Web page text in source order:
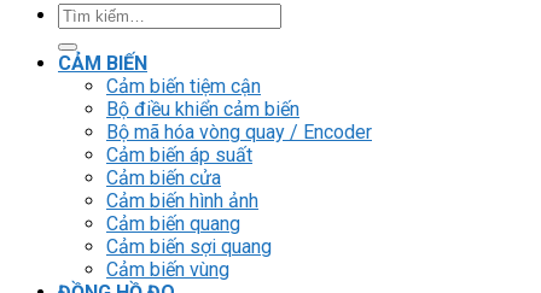
Tìm
kiếm:
CẢM BIẾN
Cảm biến tiệm cận
Bộ điều khiển cảm biến
Bộ mã hóa vòng quay / Encoder
Cảm biến áp suất
Cảm biến cửa
Cảm biến hình ảnh
Cảm biến quang
Cảm biến sợi quang
Cảm biến vùng